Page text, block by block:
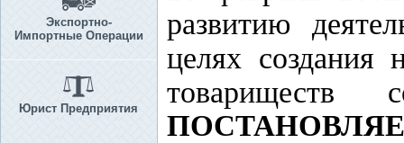
Экспортно-
Импортные Операции
Юрист Предприятия
развитию
целях создания
товариществ